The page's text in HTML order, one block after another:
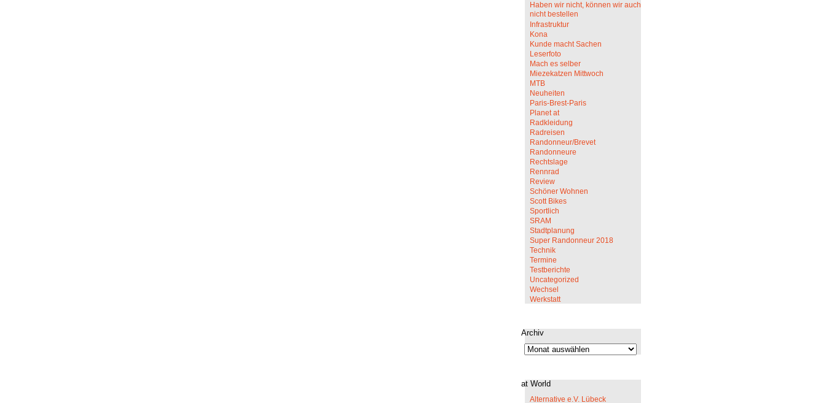
Haben wir nicht, können wir auch
nicht bestellen
Infrastruktur
Kona
Kunde macht Sachen
Leserfoto
Mach es selber
Miezekatzen Mittwoch
MTB
Neuheiten
Paris-Brest-Paris
Planet at
Radkleidung
Radreisen
Randonneur/Brevet
Randonneure
Rechtslage
Rennrad
Review
Schöner Wohnen
Scott Bikes
Sportlich
SRAM
Stadtplanung
Super Randonneur 2018
Technik
Termine
Testberichte
Uncategorized
Wechsel
Werkstatt
Archiv
Archiv
at World
Alternative e.V. Lübeck